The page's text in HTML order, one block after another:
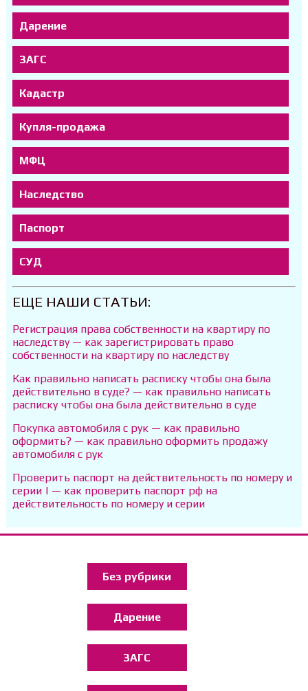
Дарение
ЗАГС
Кадастр
Купля-продажа
МФЦ
Наследство
Паспорт
СУД
ЕЩЕ НАШИ СТАТЬИ:
Регистрация права собственности на квартиру по
наследству — как зарегистрировать право
собственности на квартиру по наследству
Как правильно написать расписку чтобы она была
действительно в суде? — как правильно написать
расписку чтобы она была действительно в суде
Покупка автомобиля с рук — как правильно
оформить? — как правильно оформить продажу
автомобиля с рук
Проверить паспорт на действительность по номеру и
серии | — как проверить паспорт рф на
действительность по номеру и серии
Без рубрики
Дарение
ЗАГС